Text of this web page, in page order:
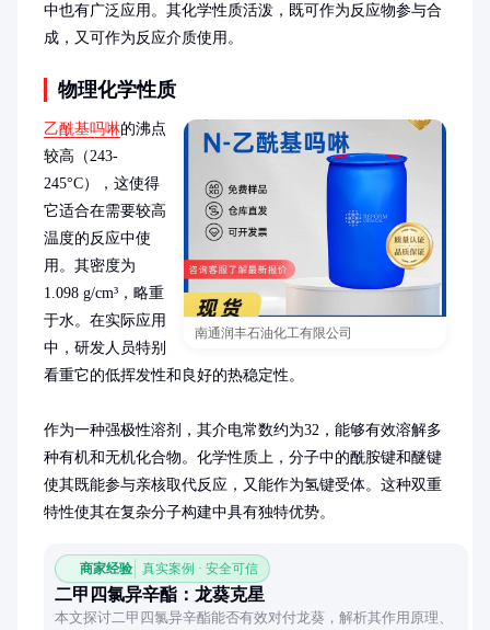
中也有广泛应用。其化学性质活泼，既可作为反应物参与合
成，又可作为反应介质使用。
物理化学性质
南通润丰石油化工有限公司
乙酰基吗啉的沸点
较高（243-
245°C），这使得
它适合在需要较高
温度的反应中使
用。其密度为
1.098 g/cm³，略重
于水。在实际应用
中，研发人员特别
看重它的低挥发性和良好的热稳定性。
作为一种强极性溶剂，其介电常数约为32，能够有效溶解多
种有机和无机化合物。化学性质上，分子中的酰胺键和醚键
使其既能参与亲核取代反应，又能作为氢键受体。这种双重
特性使其在复杂分子构建中具有独特优势。
商家经验 真实案例 · 安全可信
二甲四氯异辛酯：龙葵克星
本文探讨二甲四氯异辛酯能否有效对付龙葵，解析其作用原理、